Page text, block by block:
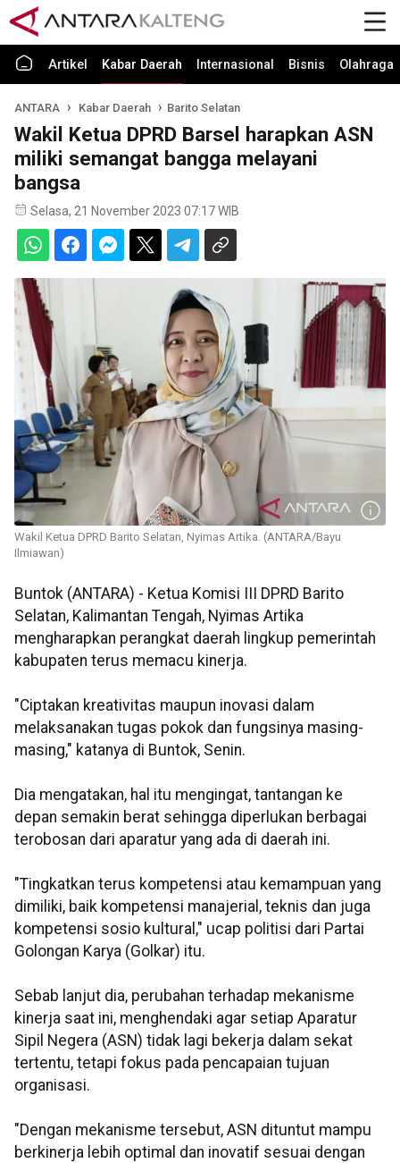
Artikel Kabar Daerah Internasional Bisnis Olahraga
ANTARA Kabar Daerah Barito Selatan
Wakil Ketua DPRD Barsel harapkan ASN
miliki semangat bangga melayani
bangsa
Selasa, 21 November 2023 07:17 WIB
Wakil Ketua DPRD Barito Selatan, Nyimas Artika. (ANTARA/Bayu
Ilmiawan)
Buntok (ANTARA) - Ketua Komisi III DPRD Barito
Selatan, Kalimantan Tengah, Nyimas Artika
mengharapkan perangkat daerah lingkup pemerintah
kabupaten terus memacu kinerja.
"Ciptakan kreativitas maupun inovasi dalam
melaksanakan tugas pokok dan fungsinya masing-
masing," katanya di Buntok, Senin.
Dia mengatakan, hal itu mengingat, tantangan ke
depan semakin berat sehingga diperlukan berbagai
terobosan dari aparatur yang ada di daerah ini.
"Tingkatkan terus kompetensi atau kemampuan yang
dimiliki, baik kompetensi manajerial, teknis dan juga
kompetensi sosio kultural," ucap politisi dari Partai
Golongan Karya (Golkar) itu.
Sebab lanjut dia, perubahan terhadap mekanisme
kinerja saat ini, menghendaki agar setiap Aparatur
Sipil Negera (ASN) tidak lagi bekerja dalam sekat
tertentu, tetapi fokus pada pencapaian tujuan
organisasi.
"Dengan mekanisme tersebut, ASN dituntut mampu
berkinerja lebih optimal dan inovatif sesuai dengan